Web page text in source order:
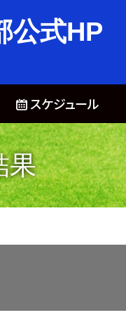
公式HP
スケジュール
果